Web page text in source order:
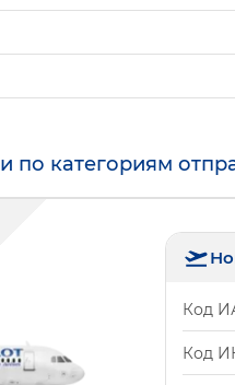
по категориям
Код
Код